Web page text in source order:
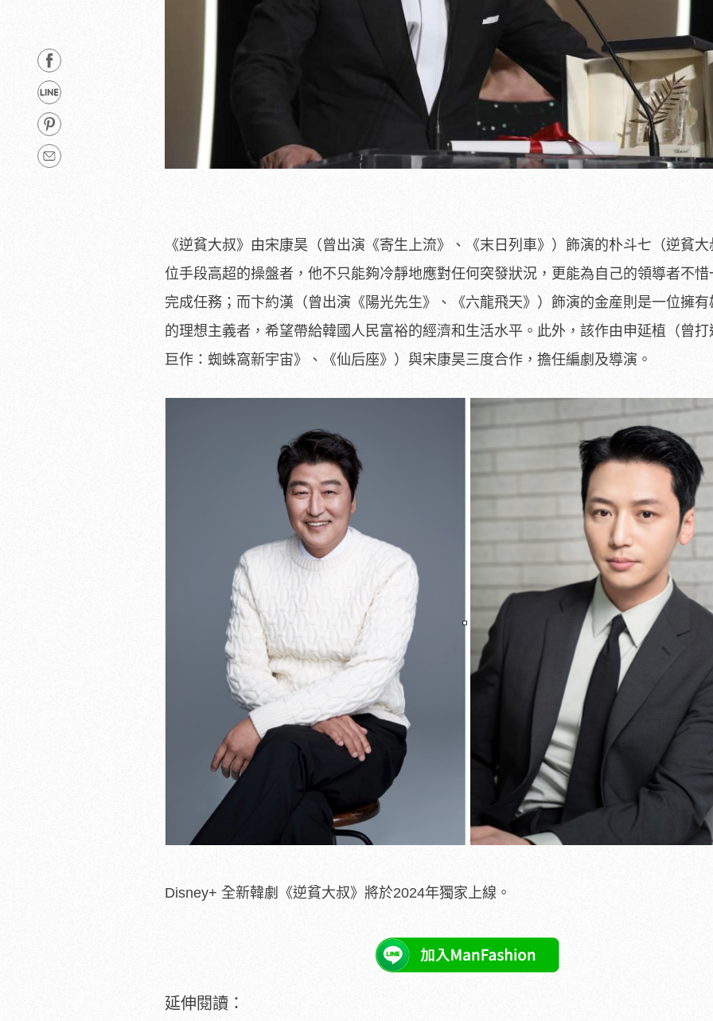
《逆貧大叔》由宋康昊（曾出演《寄生上流》、《末日列車》）飾演的朴斗七（逆貧
位手段高超的操盤者，他不只能夠冷靜地應對任何突發狀況，更能為自己的領導者不惜
完成任務；而卞約漢（曾出演《陽光先生》、《六龍飛天》）飾演的金産則是一位擁有
的理想主義者，希望帶給韓國人民富裕的經濟和生活水平。此外，該作由申延植（曾打
巨作：蜘蛛窩新宇宙》、《仙后座》）與宋康昊三度合作，擔任編劇及導演。
Disney+ 全新韓劇《逆貧大叔》將於2024年獨家上線。
延伸閱讀：